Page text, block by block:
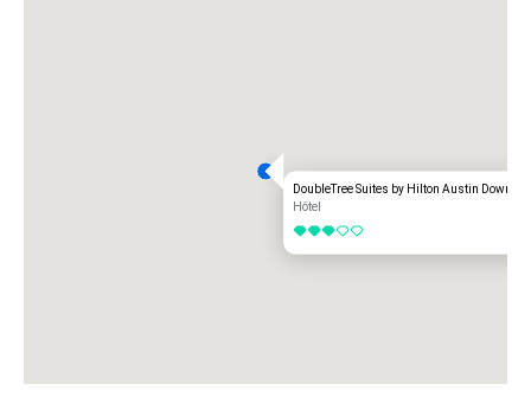
DoubleTree Suites by Hilton Austin
Hôtel
3 sur 5